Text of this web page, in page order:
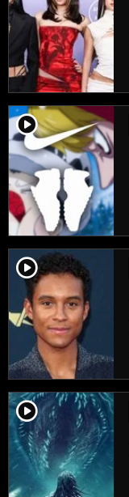
player2
player2
player2